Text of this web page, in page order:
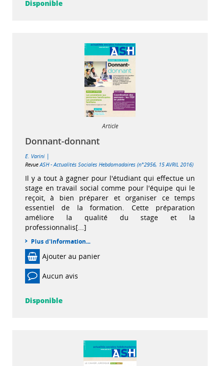
Disponible
Article
Donnant-donnant
E. Varini |
RevueASH - Actualités Sociales Hebdomadaires (n°2956, 15 AVRIL 2016)
Il y a tout à gagner pour l'étudiant qui effectue un
stage en travail social comme pour l'équipe qui le
reçoit, à bien préparer et organiser ce temps
essentiel de la formation. Cette préparation
améliore la qualité du stage et la
professionnalis[...]
Plus d'information...
Ajouter au panier
Aucun avis
Disponible